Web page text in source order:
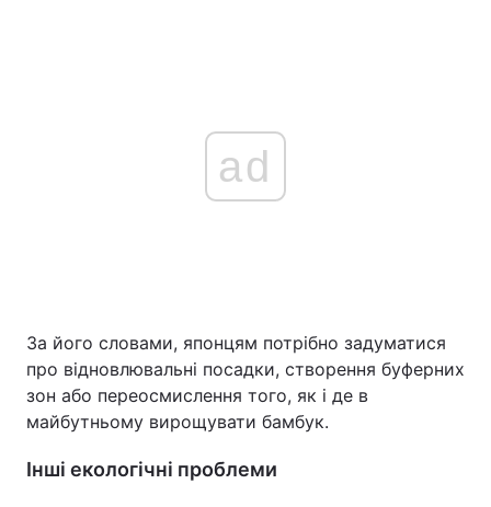
ad
За його словами, японцям потрібно задуматися
про відновлювальні посадки, створення буферних
зон або переосмислення того, як і де в
майбутньому вирощувати бамбук.
Інші екологічні проблеми